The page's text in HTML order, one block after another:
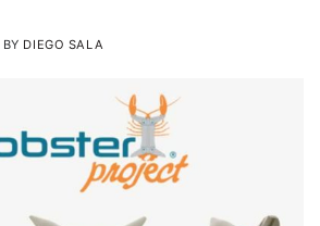
BY DIEGO SALA